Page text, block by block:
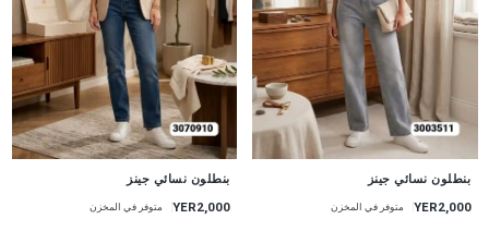
بنطلون نسائي جينز
YER2,000 متوفر في المخزن
بنطلون نسائي جينز
YER2,000 متوفر في المخزن